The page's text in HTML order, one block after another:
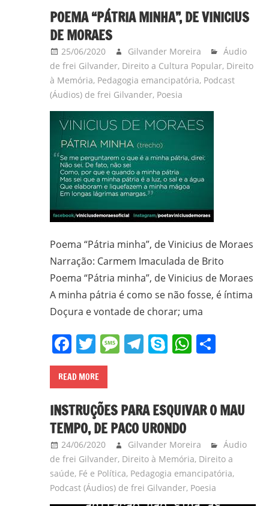
POEMA “PÁTRIA MINHA”, DE VINICIUS
DE MORAES
25/06/2020 Gilvander Moreira
Áudio
de frei Gilvander, Direito a Cultura Popular, Direito
à Memória, Pedagogia emancipatória, Podcast
(Áudios) de frei Gilvander, Poesia
Poema “Pátria minha”, de Vinicius de Moraes
Narração: Carmem Imaculada de Brito
Poema “Pátria minha”, de Vinicius de Moraes
A minha pátria é como se não fosse, é íntima
Doçura e vontade de chorar; uma
Facebook
Twitter
Message
Telegram
SkypeShare
READ MORE
INSTRUÇÕES PARA ESQUIVAR O MAU
TEMPO, DE PACO URONDO
24/06/2020 Gilvander Moreira
Áudio
de frei Gilvander, Direito à Memória, Direito a
saúde, Fé e Política, Pedagogia emancipatória,
Podcast (Áudios) de frei Gilvander, Poesia